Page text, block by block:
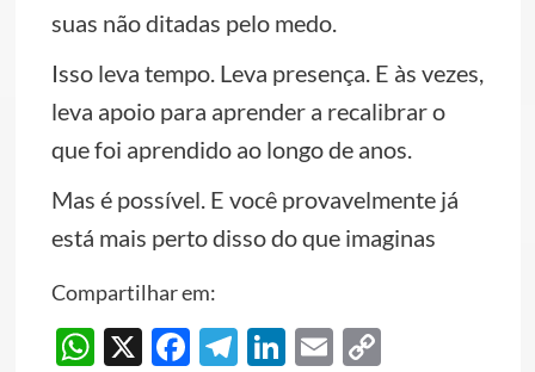
suas não ditadas pelo medo.
Isso leva tempo. Leva presença. E às vezes,
leva apoio para aprender a recalibrar o
que foi aprendido ao longo de anos.
Mas é possível. E você provavelmente já
está mais perto disso do que imaginas
Compartilhar em:
WhatsApp
X Facebook
Telegram
LinkedIn
EmailCopy